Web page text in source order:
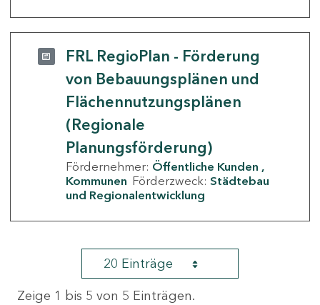
FRL RegioPlan - Förderung
von Bebauungsplänen und
Flächennutzungsplänen
(Regionale
Planungsförderung)
Fördernehmer: Öffentliche Kunden
Kommunen Förderzweck: Städtebau
und Regionalentwicklung
20 Einträge
Zeige 1 bis 5 von 5 Einträgen.